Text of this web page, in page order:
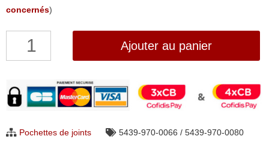
concernés)
quantité
de
joints
turbo
Ajouter au panier
Pochettes de joints 5439-970-0066 / 5439-970-0080